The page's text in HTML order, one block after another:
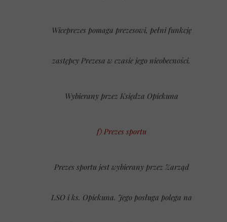
Wiceprezes pomaga prezesowi, pełni funkcję
zastępcy Prezesa w czasie jego nieobecności.
Wybierany przez Księdza Opiekuna
f) Prezes sportu
Prezes sportu jest wybierany przez Zarząd
LSO i ks. Opiekuna. Jego posługa polega na